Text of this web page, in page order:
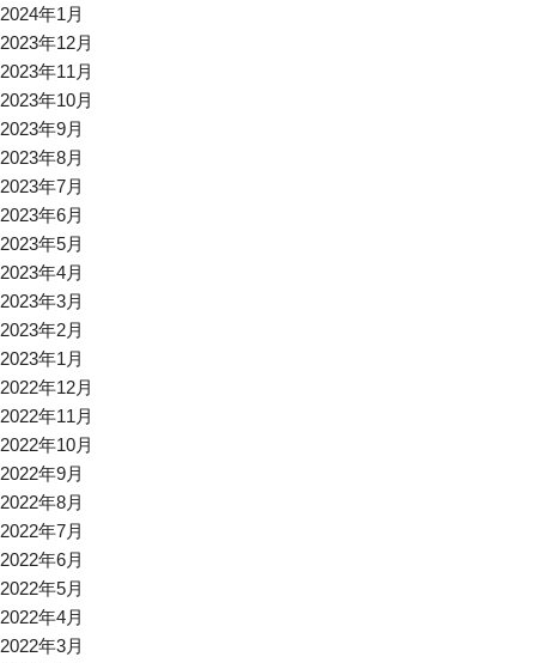
2024年1月
2023年12月
2023年11月
2023年10月
2023年9月
2023年8月
2023年7月
2023年6月
2023年5月
2023年4月
2023年3月
2023年2月
2023年1月
2022年12月
2022年11月
2022年10月
2022年9月
2022年8月
2022年7月
2022年6月
2022年5月
2022年4月
2022年3月